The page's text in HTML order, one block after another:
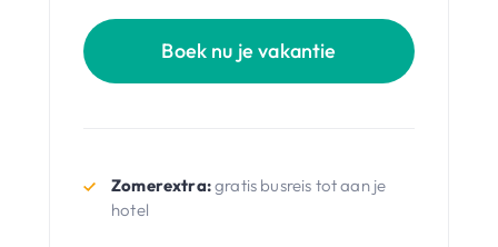
Boek nu je vakantie
Zomerextra:gratis busreis tot aan je
hotel